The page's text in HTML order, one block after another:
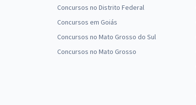
Concursos no Distrito Federal
Concursos em Goiás
Concursos no Mato Grosso do Sul
Concursos no Mato Grosso